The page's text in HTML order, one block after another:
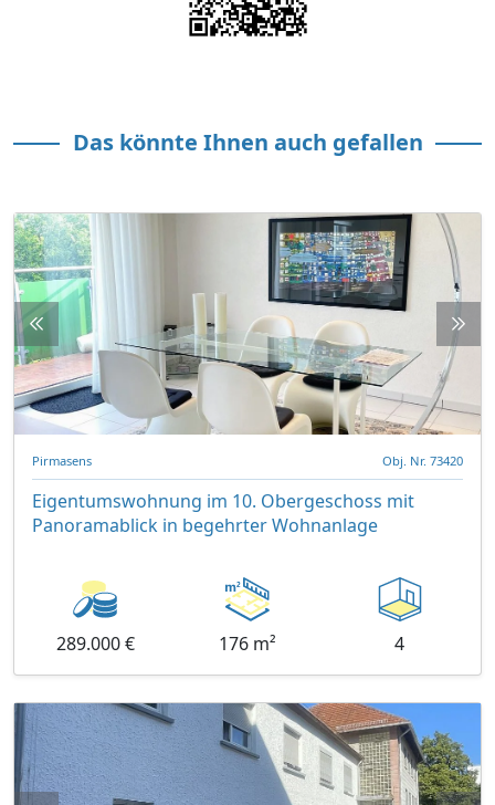
Das könnte Ihnen auch gefallen
Pirmasens Obj. Nr. 73420
Eigentumswohnung im 10. Obergeschoss mit
Panoramablick in begehrter Wohnanlage
289.000 € 176 m² 4